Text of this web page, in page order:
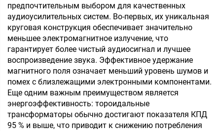
предпочтительным выбором для качественных
аудиоусилительных систем. Во-первых, их уникальная
круговая конструкция обеспечивает значительно
меньшее электромагнитное излучение, что
гарантирует более чистый аудиосигнал и лучшее
воспроизведение звука. Эффективное удержание
магнитного поля означает меньший уровень шумов и
помех с близлежащими электронными компонентами.
Еще одним важным преимуществом является
энергоэффективность: тороидальные
трансформаторы обычно достигают показателя КПД
95 % и выше, что приводит к снижению потребления